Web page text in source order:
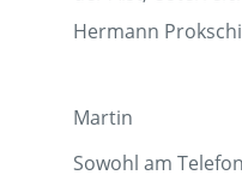
Hermann Prokschi
Martin
Sowohl am